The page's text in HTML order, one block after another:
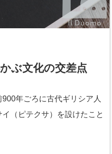
ぶ文化の交差点
年ごろに古代ギリシア人
（ピテクサ）を設けたこと